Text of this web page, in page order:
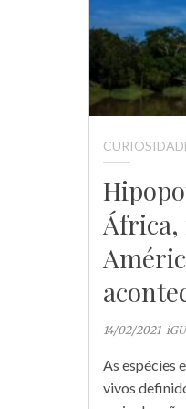
África,
14/02/2021
As espécies
vivos